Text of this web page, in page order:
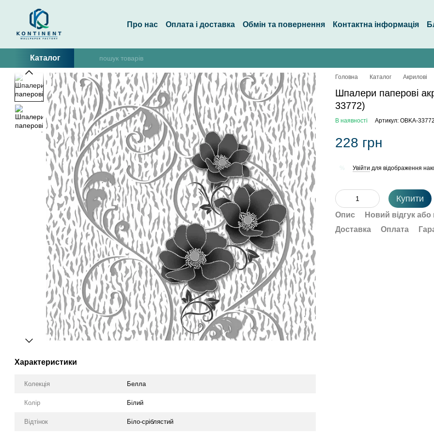
Про нас Оплата і доставка Обмін та повернення Контактна інформація
Каталог
Характеристики
Колекція Белла
Колір Білий
Відтінок Біло-сріблястий
Головна Каталог Акрилові
Шпалери паперові
33772)
В наявності Артикул: OBKA-33772
228 грн
% Увійти для відображення
Купити
Опис
Новий відгук
Доставка
Оплата